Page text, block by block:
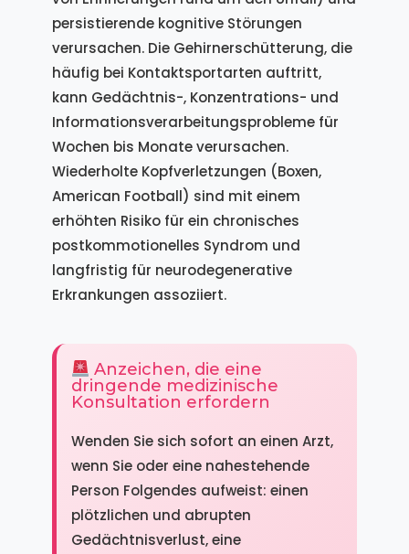
persistierende kognitive Störungen
verursachen. Die Gehirnerschütterung, die
häufig bei Kontaktsportarten auftritt,
kann Gedächtnis-, Konzentrations- und
Informationsverarbeitungsprobleme für
Wochen bis Monate verursachen.
Wiederholte Kopfverletzungen (Boxen,
American Football) sind mit einem
erhöhten Risiko für ein chronisches
postkommotionelles Syndrom und
langfristig für neurodegenerative
Erkrankungen assoziiert.
Anzeichen, die eine
dringende medizinische
Konsultation erfordern
Wenden Sie sich sofort an einen Arzt,
wenn Sie oder eine nahestehende
Person Folgendes aufweist: einen
plötzlichen und abrupten
Gedächtnisverlust, eine